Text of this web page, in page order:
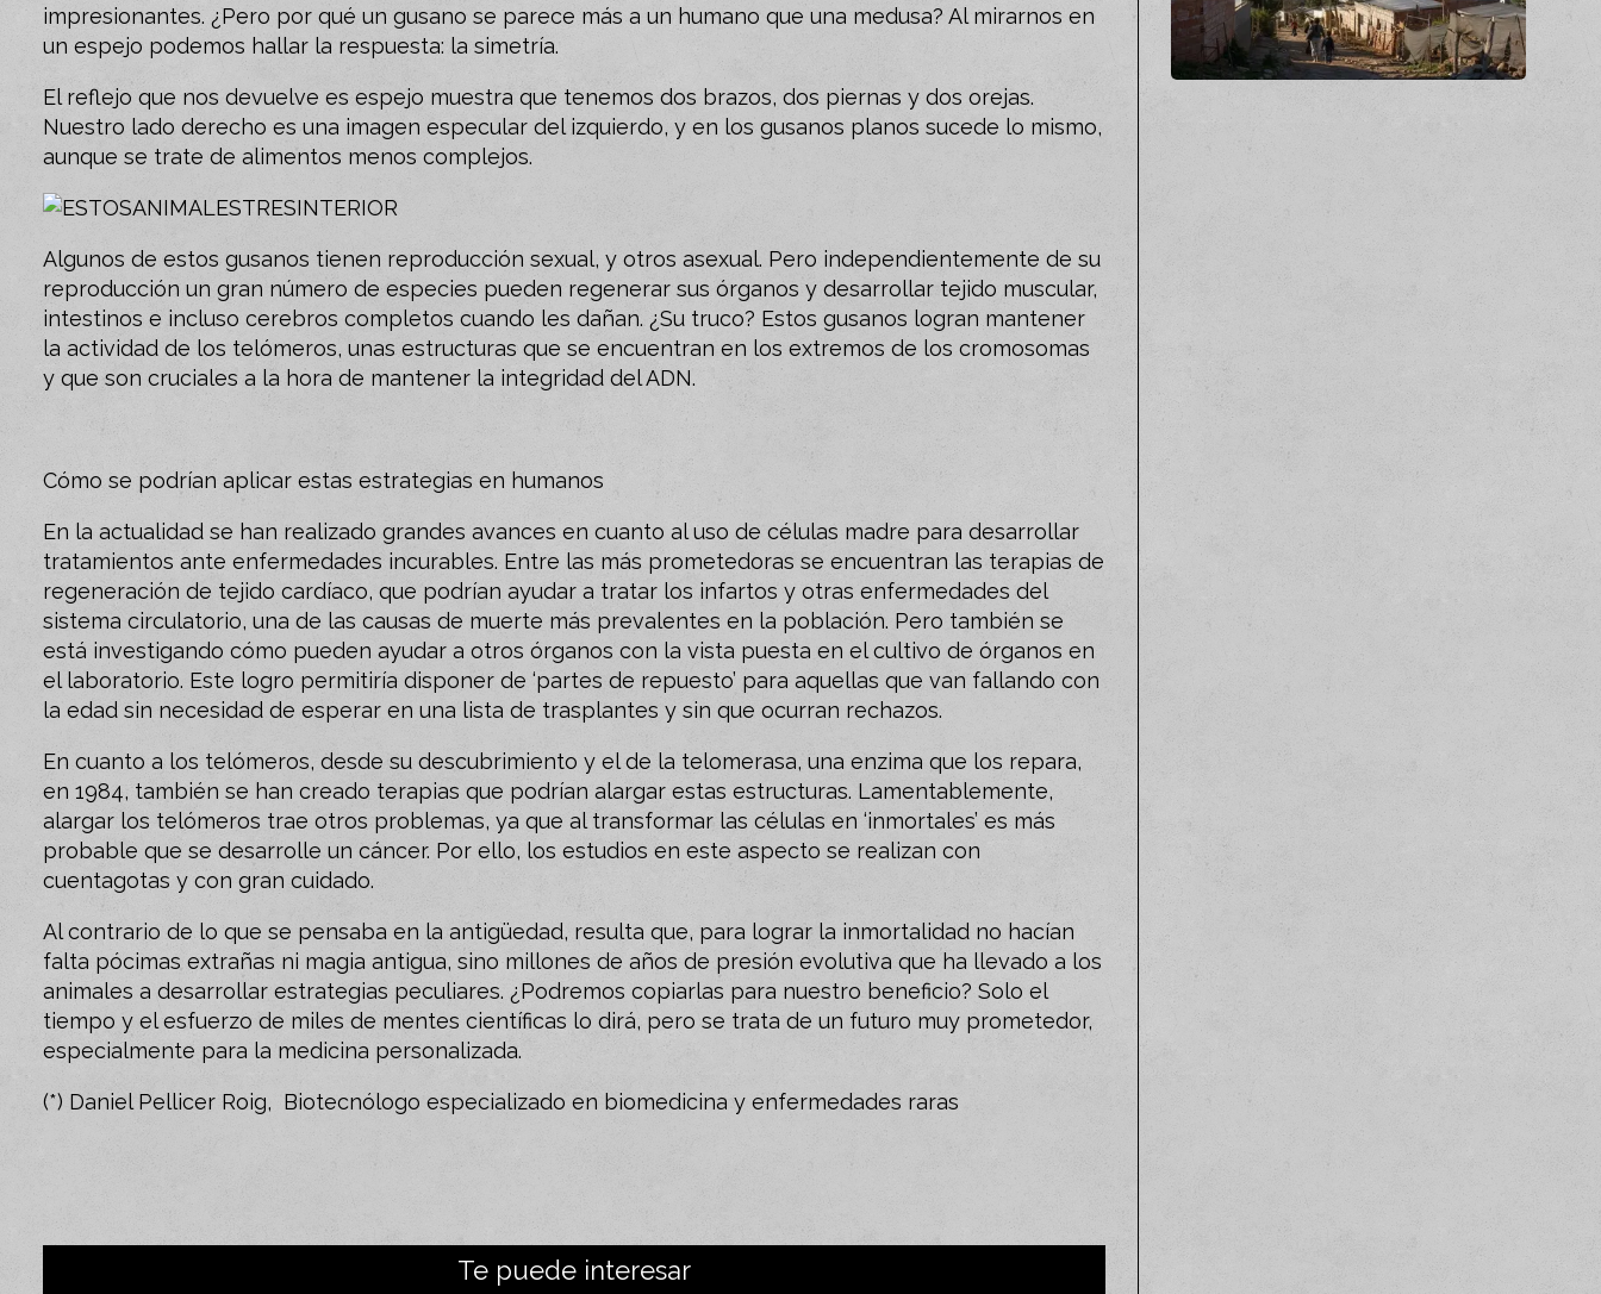
impresionantes. ¿Pero por qué un gusano se parece más a un humano que una medusa? Al mirarnos en
un espejo podemos hallar la respuesta: la simetría.
El reflejo que nos devuelve es espejo muestra que tenemos dos brazos, dos piernas y dos orejas.
Nuestro lado derecho es una imagen especular del izquierdo, y en los gusanos planos sucede lo mismo,
aunque se trate de alimentos menos complejos.
Algunos de estos gusanos tienen reproducción sexual, y otros asexual. Pero independientemente de su
reproducción un gran número de especies pueden regenerar sus órganos y desarrollar tejido muscular,
intestinos e incluso cerebros completos cuando les dañan. ¿Su truco? Estos gusanos logran mantener
la actividad de los telómeros, unas estructuras que se encuentran en los extremos de los cromosomas
y que son cruciales a la hora de mantener la integridad del ADN.
Cómo se podrían aplicar estas estrategias en humanos
En la actualidad se han realizado grandes avances en cuanto al uso de células madre para desarrollar
tratamientos ante enfermedades incurables. Entre las más prometedoras se encuentran las terapias de
regeneración de tejido cardíaco, que podrían ayudar a tratar los infartos y otras enfermedades del
sistema circulatorio, una de las causas de muerte más prevalentes en la población. Pero también se
está investigando cómo pueden ayudar a otros órganos con la vista puesta en el cultivo de órganos en
el laboratorio. Este logro permitiría disponer de ‘partes de repuesto’ para aquellas que van fallando con
la edad sin necesidad de esperar en una lista de trasplantes y sin que ocurran rechazos.
En cuanto a los telómeros, desde su descubrimiento y el de la telomerasa, una enzima que los repara,
en 1984, también se han creado terapias que podrían alargar estas estructuras. Lamentablemente,
alargar los telómeros trae otros problemas, ya que al transformar las células en ‘inmortales’ es más
probable que se desarrolle un cáncer. Por ello, los estudios en este aspecto se realizan con
cuentagotas y con gran cuidado.
Al contrario de lo que se pensaba en la antigüedad, resulta que, para lograr la inmortalidad no hacían
falta pócimas extrañas ni magia antigua, sino millones de años de presión evolutiva que ha llevado a los
animales a desarrollar estrategias peculiares. ¿Podremos copiarlas para nuestro beneficio? Solo el
tiempo y el esfuerzo de miles de mentes científicas lo dirá, pero se trata de un futuro muy prometedor,
especialmente para la medicina personalizada.
(*) Daniel Pellicer Roig, Biotecnólogo especializado en biomedicina y enfermedades raras
Te puede interesar